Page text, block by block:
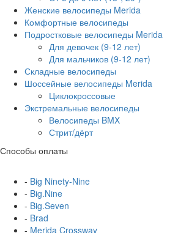
Женские велосипеды Merida
Комфортные велосипеды
Подростковые велосипеды Merida
Для девочек (9-12 лет)
Для мальчиков (9-12 лет)
Складные велосипеды
Шоссейные велосипеды Merida
Циклокроссовые
Экстремальные велосипеды
Велосипеды BMX
Стрит/дёрт
Способы оплаты
- Big Ninety-Nine
- Big.Nine
- Big.Seven
- Brad
- Merida Crossway